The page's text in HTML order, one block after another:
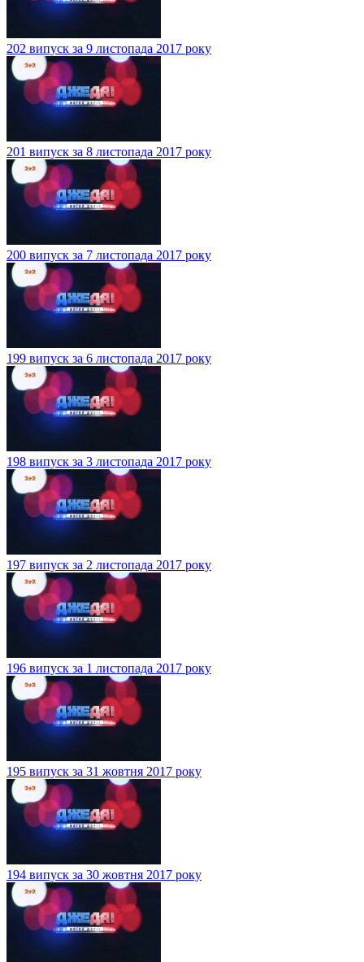
202 випуск за 9 листопада 2017 року
201 випуск за 8 листопада 2017 року
200 випуск за 7 листопада 2017 року
199 випуск за 6 листопада 2017 року
198 випуск за 3 листопада 2017 року
197 випуск за 2 листопада 2017 року
196 випуск за 1 листопада 2017 року
195 випуск за 31 жовтня 2017 року
194 випуск за 30 жовтня 2017 року